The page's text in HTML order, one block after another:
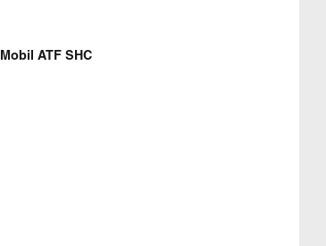
Mobil ATF SHC